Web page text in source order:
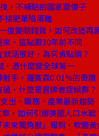
，不補貼的國家變傻子
接肥單陷兩難
度變賠錢貨，如何改造再
，這點跟30年前不同
活很好，為何肯點頭？
，憑什麼變全球第一
手，羅賓森0.01%的奇蹟
，什麼是冒牌者症候群？
出、職務、產業最新趨勢
，如何引爆美國人口水戰
來獨角獸」報到，軟體